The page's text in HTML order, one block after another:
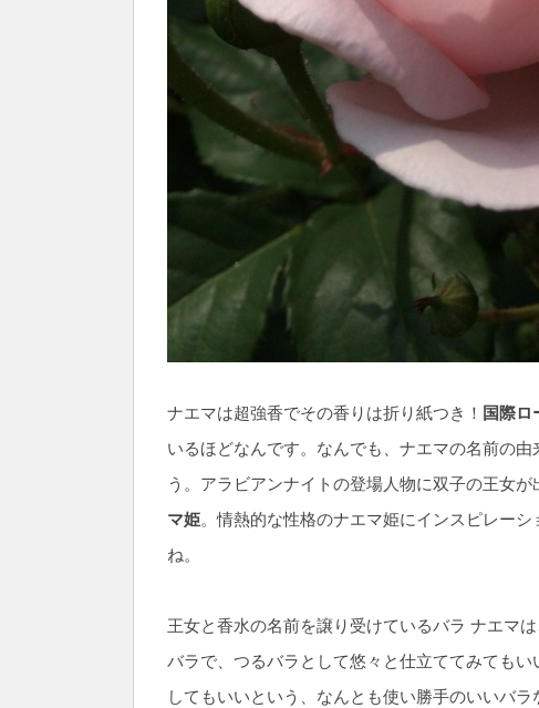
ナエマは超強香でその香りは折り紙つき！ 国際ロ
いるほどなんです。なんでも、ナエマの名前の由
う。アラビアンナイトの登場人物に双子の王女
マ姫。情熱的な性格のナエマ姫にインスピレー
ね。
王女と香水の名前を譲り受けているバラ ナエマ
バラで、つるバラとして悠々と仕立ててみても
してもいいという、なんとも使い勝手のいいバラ